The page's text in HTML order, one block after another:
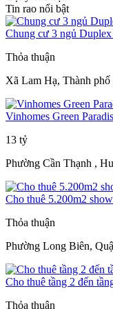
Tin rao nổi bật
Chung cư 3 ngủ
Thỏa thuận
Xã Lam Hạ, Thành
Vinhomes Green
13 tỷ
Phường Cần Thạnh ,
Cho thuê 5.200m2
Thỏa thuận
Phường Long Biên,
Cho thuê tầng 2 đến
Thỏa thuận